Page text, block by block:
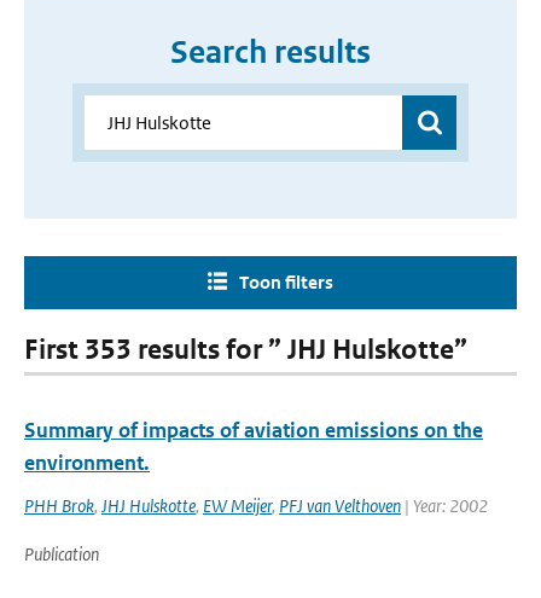
Search results
Toon filters
First 353 results for ” JHJ Hulskotte”
Summary of impacts of aviation emissions on the
environment.
PHH Brok, JHJ Hulskotte, EW Meijer, PFJ van Velthoven | Year: 2002
Publication